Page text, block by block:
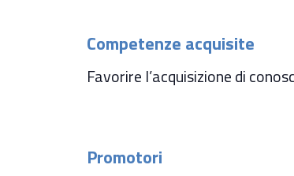
Competenze acquisite
Favorire l’acquisizione di
Promotori